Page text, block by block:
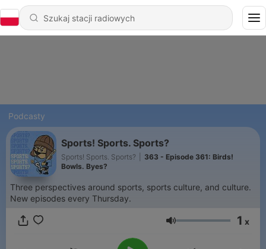
Podcasty
Sports! Sports. Sports?
Sports! Sports. Sports?
363 - Episode 361: Birds!
Bowls. Byes?
Three perspectives around sports, sports culture, and culture.
New episodes every Thursday.
Głośność 1 x